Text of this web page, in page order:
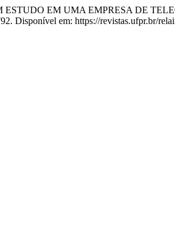
ESTUDO EM UMA EMPRESA DE
Disponível em: https://revistas.ufpr.br/